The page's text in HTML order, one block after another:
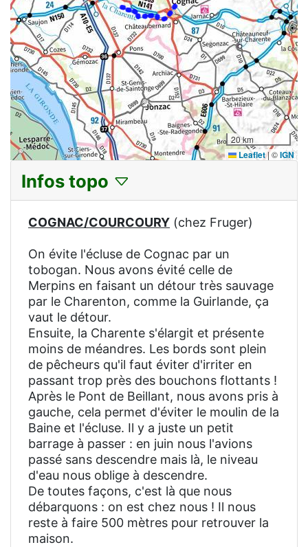
20 km
Leaflet|©IGN
Infos topo
COGNAC/COURCOURY (chez Fruger)
On évite l'écluse de Cognac par un
tobogan. Nous avons évité celle de
Merpins en faisant un détour très sauvage
par le Charenton, comme la Guirlande, ça
vaut le détour.
Ensuite, la Charente s'élargit et présente
moins de méandres. Les bords sont plein
de pêcheurs qu'il faut éviter d'irriter en
passant trop près des bouchons flottants !
Après le Pont de Beillant, nous avons pris à
gauche, cela permet d'éviter le moulin de la
Baine et l'écluse. Il y a juste un petit
barrage à passer : en juin nous l'avions
passé sans descendre mais là, le niveau
d'eau nous oblige à descendre.
De toutes façons, c'est là que nous
débarquons : on est chez nous ! Il nous
reste à faire 500 mètres pour retrouver la
maison.